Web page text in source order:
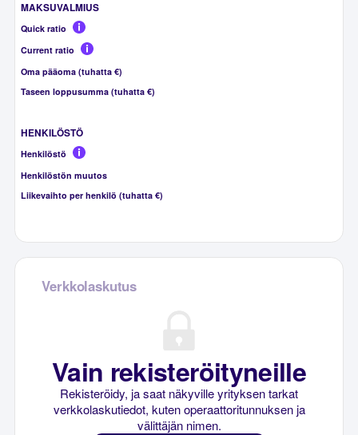
MAKSUVALMIUS
Quick ratio
Current ratio
Oma pääoma (tuhatta €)
Taseen loppusumma (tuhatta €)
HENKILÖSTÖ
Henkilöstö
Henkilöstön muutos
Liikevaihto per henkilö (tuhatta €)
Verkkolaskutus
Vain rekisteröityneille
Rekisteröidy, ja saat näkyville yrityksen tarkat
verkkolaskutiedot, kuten operaattoritunnuksen ja
välittäjän nimen.